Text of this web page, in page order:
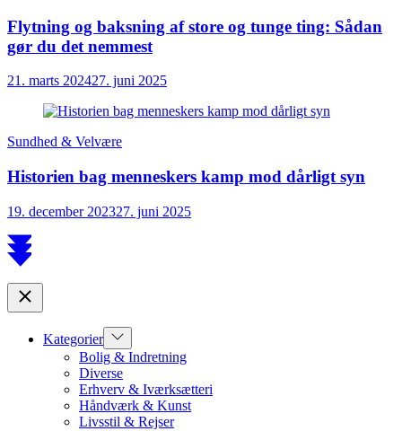
Flytning og baksning af store og tunge ting: Sådan
gør du det nemmest
21. marts 202427. juni 2025
Sundhed & Velvære
Historien bag menneskers kamp mod dårligt syn
19. december 202327. juni 2025
Scroll
to
Close
Kategorier Show
sub
menu
Bolig & Indretning
Diverse
Erhverv & Iværksætteri
Håndværk & Kunst
Livsstil & Rejser